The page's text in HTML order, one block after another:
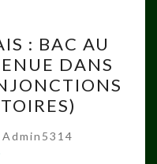
: BAC AU
DANS
Admin5314